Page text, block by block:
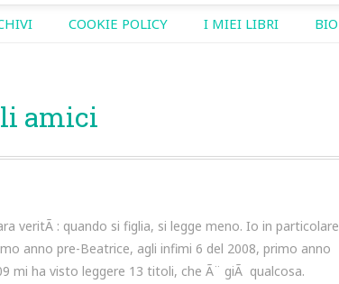
COOKIE POLICY I MIEI LIBRI BIO
amici
veritÃ : quando si figlia, si legge meno. Io in particolare
anno pre-Beatrice, agli infimi 6 del 2008, primo anno
mi ha visto leggere 13 titoli, che Ã¨ giÃ qualcosa.